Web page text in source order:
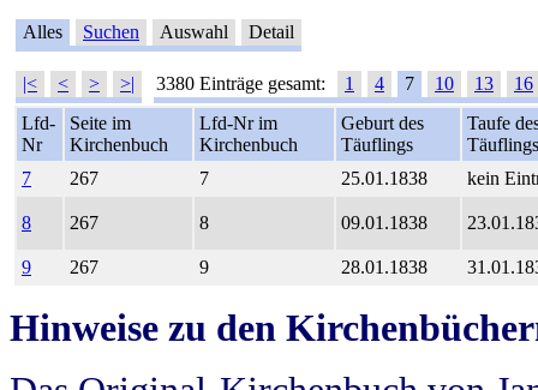
Alles Suchen Auswahl Detail
|< < > >| 3380 Einträge gesamt: 1 4 7 10 13
16
Lfd-
Nr
Seite im
Kirchenbuch
Lfd-Nr im
Kirchenbuch
Geburt des
Täuflings
Taufe
Täuflings
7
267 7 25.01.1838 kein
8 267 8 09.01.1838
9 267 9 28.01.1838
Hinweise zu den